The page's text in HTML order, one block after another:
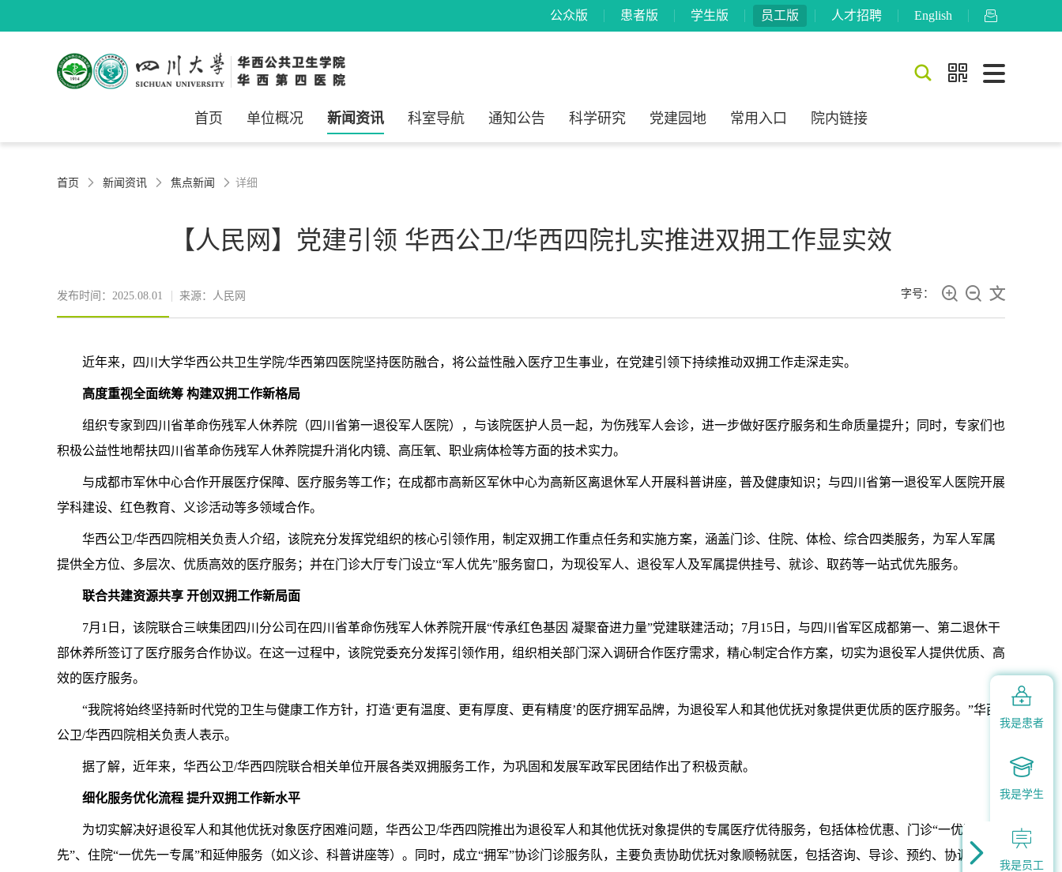
公众版 患者版 学生版 员工版 人才招聘 English 
首页 单位概况 新闻资讯 科室导航 通知公告 科学研究 党建园地 常用入口 院内链接
 
首页  新闻资讯  焦点新闻  详细
【人民网】党建引领 华西公卫/华西四院扎实推进双拥工作显实效
发布时间：2025.08.01 来源：人民网 字号：   
近年来，四川大学华西公共卫生学院/华西第四医院坚持医防融合，将公益性融入医疗卫生事业，在党建引领下持续推动双拥工作走深走实。
高度重视全面统筹 构建双拥工作新格局
组织专家到四川省革命伤残军人休养院（四川省第一退役军人医院），与该院医护人员一起，为伤残军人会诊，进一步做好医疗服务和生命质量提升；同时，专家们也
积极公益性地帮扶四川省革命伤残军人休养院提升消化内镜、高压氧、职业病体检等方面的技术实力。
与成都市军休中心合作开展医疗保障、医疗服务等工作；在成都市高新区军休中心为高新区离退休军人开展科普讲座，普及健康知识；与四川省第一退役军人医院开展
学科建设、红色教育、义诊活动等多领域合作。
华西公卫/华西四院相关负责人介绍，该院充分发挥党组织的核心引领作用，制定双拥工作重点任务和实施方案，涵盖门诊、住院、体检、综合四类服务，为军人军属
提供全方位、多层次、优质高效的医疗服务；并在门诊大厅专门设立“军人优先”服务窗口，为现役军人、退役军人及军属提供挂号、就诊、取药等一站式优先服务。
联合共建资源共享 开创双拥工作新局面
7月1日，该院联合三峡集团四川分公司在四川省革命伤残军人休养院开展“传承红色基因 凝聚奋进力量”党建联建活动；7月15日，与四川省军区成都第一、第二退休干
部休养所签订了医疗服务合作协议。在这一过程中，该院党委充分发挥引领作用，组织相关部门深入调研合作医疗需求，精心制定合作方案，切实为退役军人提供优质、高
效的医疗服务。
“我院将始终坚持新时代党的卫生与健康工作方针，打造‘更有温度、更有厚度、更有精度’的医疗拥军品牌，为退役军人和其他优抚对象提供更优质的医疗服务。”华西
公卫/华西四院相关负责人表示。
据了解，近年来，华西公卫/华西四院联合相关单位开展各类双拥服务工作，为巩固和发展军政军民团结作出了积极贡献。
细化服务优化流程 提升双拥工作新水平
为切实解决好退役军人和其他优抚对象医疗困难问题，华西公卫/华西四院推出为退役军人和其他优抚对象提供的专属医疗优待服务，包括体检优惠、门诊“一优惠五优
先”、住院“一优先一专属”和延伸服务（如义诊、科普讲座等）。同时，成立“拥军”协诊门诊服务队，主要负责协助优抚对象顺畅就医，包括咨询、导诊、预约、协调入院


我是患者

我是学生

我是员工